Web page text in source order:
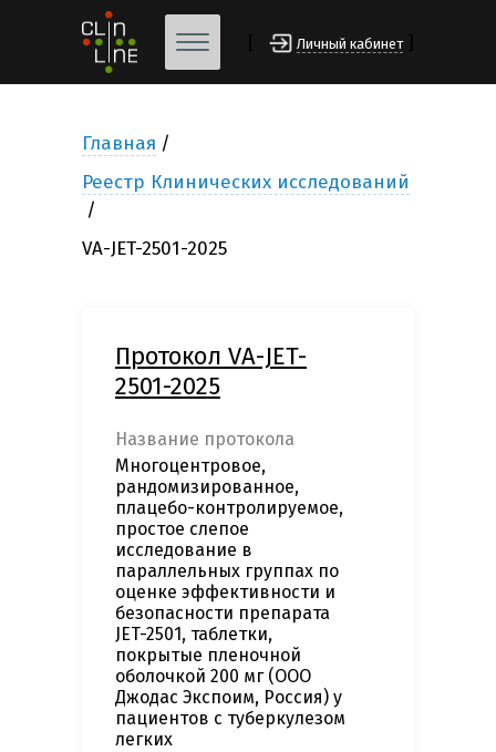
Личный кабинет
Главная
Реестр Клинических исследований
VA-JET-2501-2025
Протокол VA-JET-
2501-2025
Название протокола
Многоцентровое,
рандомизированное,
плацебо-контролируемое,
простое слепое
исследование в
параллельных группах по
оценке эффективности и
безопасности препарата
JET-2501, таблетки,
покрытые пленочной
оболочкой 200 мг (ООО
Джодас Экспоим, Россия) у
пациентов с туберкулезом
легких